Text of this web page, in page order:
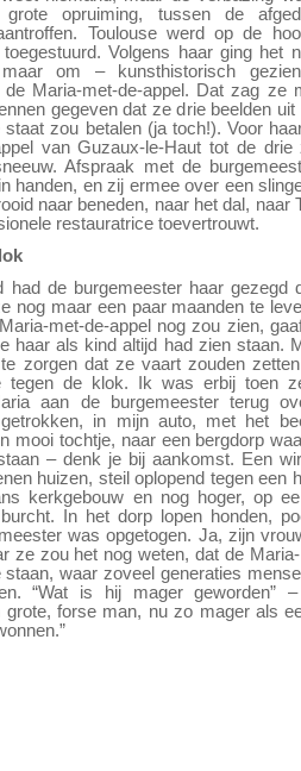
opruiming, tussen de
Toulouse werd op de
Volgens haar ging het
maar om – kunsthistorisch
de Maria-met-de-appel. Dat zag ze
gegeven dat ze drie beelden
staat zou betalen (ja toch!). Voor
van Guzaux-le-Haut tot de
Afspraak met de
handen, en zij ermee over een
naar beneden, naar het dal, naar
restauratrice toevertrouwt.
had de burgemeester haar gezegd
nog maar een paar maanden te
met-de-appel nog zou zien,
haar als kind altijd had zien staan.
zorgen dat ze vaart zouden
tegen de klok. Ik was erbij toen
aan de burgemeester terug
in mijn auto, met het
mooi tochtje, naar een bergdorp
– denk je bij aankomst. Een
huizen, steil oplopend tegen een
kerkgebouw en nog hoger, op
In het dorp lopen honden,
was opgetogen. Ja, zijn
ze zou het nog weten, dat de
staan, waar zoveel generaties
“Wat is hij mager geworden”
grote, forse man, nu zo mager als